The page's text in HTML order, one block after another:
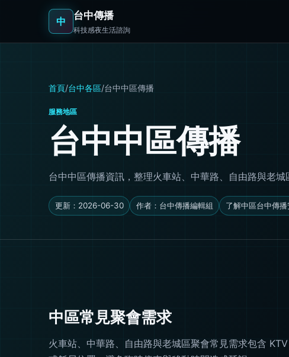
中 台中傳播
科技感夜生活諮詢
首頁/台中各區/台中中區傳播
服務地區
台中中區傳播
台中中區傳播資訊，整理火車站、中華路、自由路與老
更新：2026-06-30 作者：台中傳播編輯組 了解中區台中傳播
中區常見聚會需求
火車站、中華路、自由路與老城區聚會常見需求包含